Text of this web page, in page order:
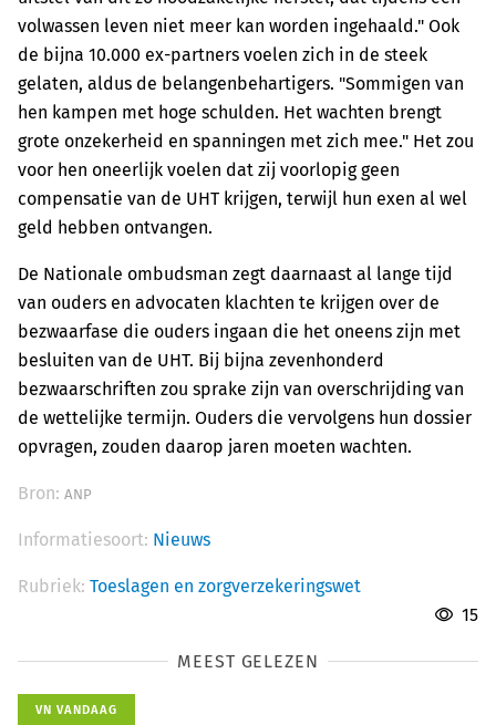
volwassen leven niet meer kan worden ingehaald." Ook
de bijna 10.000 ex-partners voelen zich in de steek
gelaten, aldus de belangenbehartigers. "Sommigen van
hen kampen met hoge schulden. Het wachten brengt
grote onzekerheid en spanningen met zich mee." Het zou
voor hen oneerlijk voelen dat zij voorlopig geen
compensatie van de UHT krijgen, terwijl hun exen al wel
geld hebben ontvangen.
De Nationale ombudsman zegt daarnaast al lange tijd
van ouders en advocaten klachten te krijgen over de
bezwaarfase die ouders ingaan die het oneens zijn met
besluiten van de UHT. Bij bijna zevenhonderd
bezwaarschriften zou sprake zijn van overschrijding van
de wettelijke termijn. Ouders die vervolgens hun dossier
opvragen, zouden daarop jaren moeten wachten.
Bron: ANP
Informatiesoort: Nieuws
Rubriek: Toeslagen en zorgverzekeringswet
15
MEEST GELEZEN
VN VANDAAG